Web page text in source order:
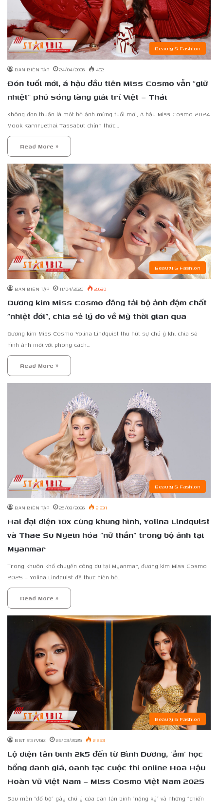
Beauty & Fashion
BAN BIÊN TẬP 24/04/2026 492
Đón tuổi mới, á hậu đầu tiên Miss Cosmo vẫn “giữ
nhiệt” phủ sóng làng giải trí Việt – Thái
Không đơn thuần là một bộ ảnh mừng tuổi mới, Á hậu Miss Cosmo 2024
Mook Karnruethai Tassabut chính thức…
Read More »
Beauty & Fashion
BAN BIÊN TẬP 11/04/2026 2.638
Đương kim Miss Cosmo đăng tải bộ ảnh đậm chất
“nhiệt đới”, chia sẻ lý do về Mỹ thời gian qua
Đương kim Miss Cosmo Yolina Lindquist thu hút sự chú ý khi chia sẻ
hình ảnh mới với phong cách…
Read More »
Beauty & Fashion
BAN BIÊN TẬP 28/03/2026 2.231
Hai đại diện 10x cùng khung hình, Yolina Lindquist
và Thae Su Nyein hóa “nữ thần” trong bộ ảnh tại
Myanmar
Trong khuôn khổ chuyến công du tại Myanmar, đương kim Miss Cosmo
2025 – Yolina Lindquist đã thực hiện bộ…
Read More »
Beauty & Fashion
BBT StarVbiz 25/03/2025 2.253
Lộ diện tân binh 2k5 đến từ Bình Dương, ‘ẵm’ học
bổng danh giá, oanh tạc cuộc thi online Hoa Hậu
Hoàn Vũ Việt Nam – Miss Cosmo Việt Nam 2025
Sau màn “đổ bộ” gây chú ý của dàn tân binh “nặng ký” và những “chiến